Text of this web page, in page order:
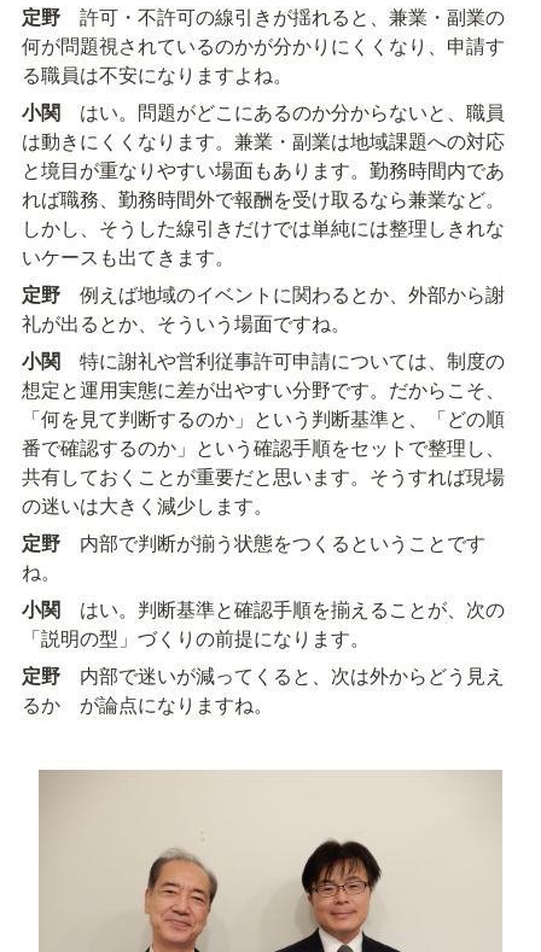
定野 許可・不許可の線引きが揺れると、兼業・副業の
何が問題視されているのかが分かりにくくなり、申請す
る職員は不安になりますよね。
小関 はい。問題がどこにあるのか分からないと、職員
は動きにくくなります。兼業・副業は地域課題への対応
と境目が重なりやすい場面もあります。勤務時間内であ
れば職務、勤務時間外で報酬を受け取るなら兼業など。
しかし、そうした線引きだけでは単純には整理しきれな
いケースも出てきます。
定野 例えば地域のイベントに関わるとか、外部から謝
礼が出るとか、そういう場面ですね。
小関 特に謝礼や営利従事許可申請については、制度の
想定と運用実態に差が出やすい分野です。だからこそ、
「何を見て判断するのか」という判断基準と、「どの順
番で確認するのか」という確認手順をセットで整理し、
共有しておくことが重要だと思います。そうすれば現場
の迷いは大きく減少します。
定野 内部で判断が揃う状態をつくるということです
ね。
小関 はい。判断基準と確認手順を揃えることが、次の
「説明の型」づくりの前提になります。
定野 内部で迷いが減ってくると、次は外からどう見え
るか　が論点になりますね。